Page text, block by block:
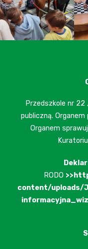
Przedszkole nr
publiczną.
Organem
RODO
content/uploads/